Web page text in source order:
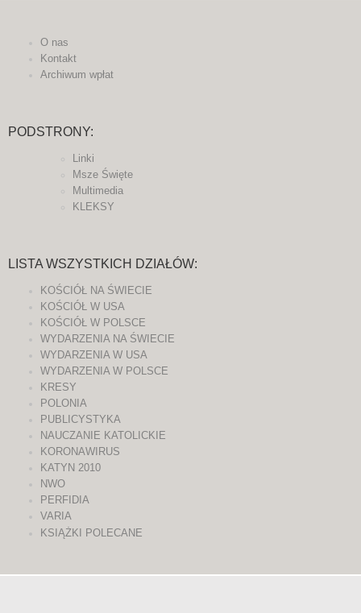
O nas
Kontakt
Archiwum wpłat
PODSTRONY:
Linki
Msze Święte
Multimedia
KLEKSY
LISTA WSZYSTKICH DZIAŁÓW:
KOŚCIÓŁ NA ŚWIECIE
KOŚCIÓŁ W USA
KOŚCIÓŁ W POLSCE
WYDARZENIA NA ŚWIECIE
WYDARZENIA W USA
WYDARZENIA W POLSCE
KRESY
POLONIA
PUBLICYSTYKA
NAUCZANIE KATOLICKIE
KORONAWIRUS
KATYN 2010
NWO
PERFIDIA
VARIA
KSIĄŻKI POLECANE